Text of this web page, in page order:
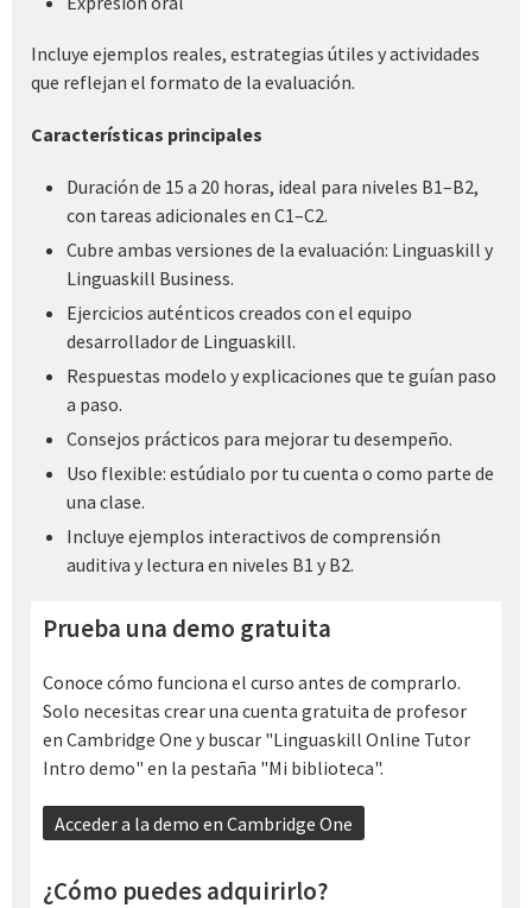
Incluye ejemplos reales, estrategias útiles y actividades
que reflejan el formato de la evaluación.
Características principales
Duración de 15 a 20 horas, ideal para niveles B1–B2,
con tareas adicionales en C1–C2.
Cubre ambas versiones de la evaluación: Linguaskill y
Linguaskill Business.
Ejercicios auténticos creados con el equipo
desarrollador de Linguaskill.
Respuestas modelo y explicaciones que te guían paso
a paso.
Consejos prácticos para mejorar tu desempeño.
Uso flexible: estúdialo por tu cuenta o como parte de
una clase.
Incluye ejemplos interactivos de comprensión
auditiva y lectura en niveles B1 y B2.
Prueba una demo gratuita
Conoce cómo funciona el curso antes de comprarlo.
Solo necesitas crear una cuenta gratuita de profesor
en Cambridge One y buscar "Linguaskill Online Tutor
Intro demo" en la pestaña "Mi biblioteca".
Acceder a la demo en Cambridge One
¿Cómo puedes adquirirlo?